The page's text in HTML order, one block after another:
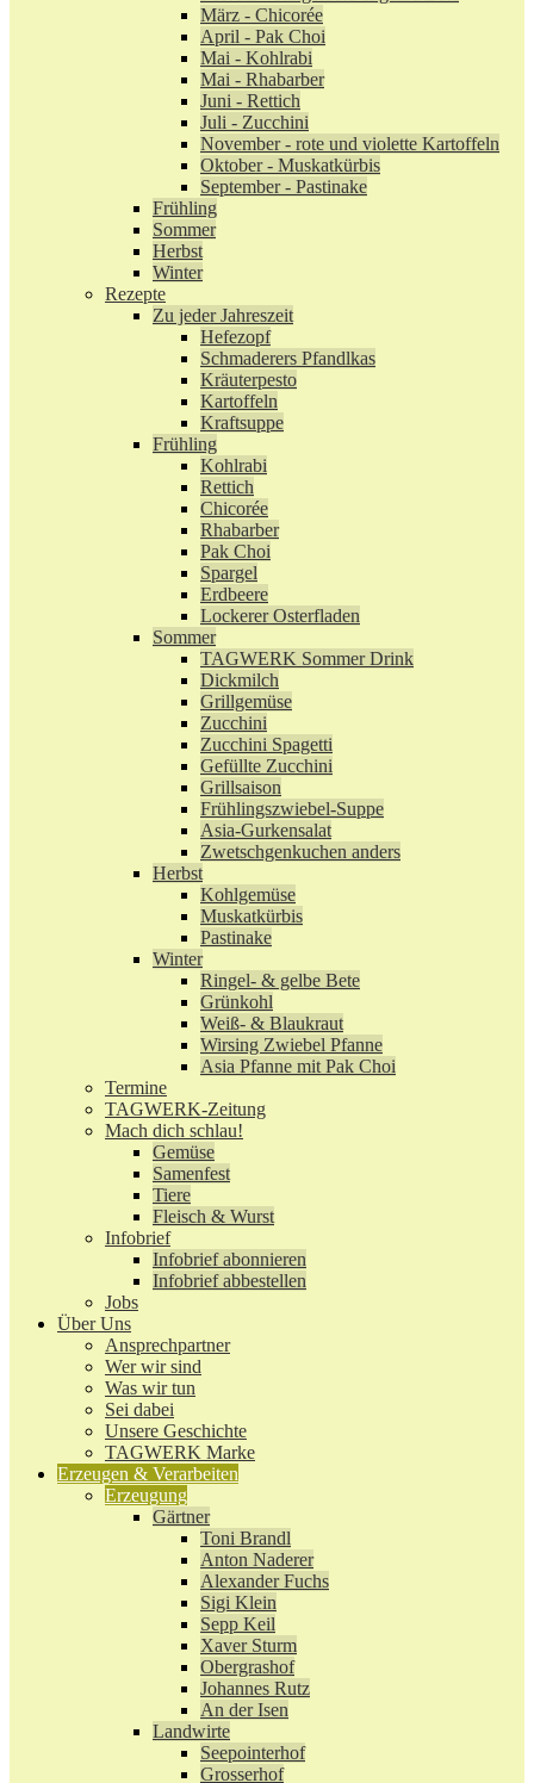
März - Chicorée
April - Pak Choi
Mai - Kohlrabi
Mai - Rhabarber
Juni - Rettich
Juli - Zucchini
November - rote und violette Kartoffeln
Oktober - Muskatkürbis
September - Pastinake
Frühling
Sommer
Herbst
Winter
Rezepte
Zu jeder Jahreszeit
Hefezopf
Schmaderers Pfandlkas
Kräuterpesto
Kartoffeln
Kraftsuppe
Frühling
Kohlrabi
Rettich
Chicorée
Rhabarber
Pak Choi
Spargel
Erdbeere
Lockerer Osterfladen
Sommer
TAGWERK Sommer Drink
Dickmilch
Grillgemüse
Zucchini
Zucchini Spagetti
Gefüllte Zucchini
Grillsaison
Frühlingszwiebel-Suppe
Asia-Gurkensalat
Zwetschgenkuchen anders
Herbst
Kohlgemüse
Muskatkürbis
Pastinake
Winter
Ringel- & gelbe Bete
Grünkohl
Weiß- & Blaukraut
Wirsing Zwiebel Pfanne
Asia Pfanne mit Pak Choi
Termine
TAGWERK-Zeitung
Mach dich schlau!
Gemüse
Samenfest
Tiere
Fleisch & Wurst
Infobrief
Infobrief abonnieren
Infobrief abbestellen
Jobs
Über Uns
Ansprechpartner
Wer wir sind
Was wir tun
Sei dabei
Unsere Geschichte
TAGWERK Marke
Erzeugen & Verarbeiten
Erzeugung
Gärtner
Toni Brandl
Anton Naderer
Alexander Fuchs
Sigi Klein
Sepp Keil
Xaver Sturm
Obergrashof
Johannes Rutz
An der Isen
Landwirte
Seepointerhof
Grosserhof